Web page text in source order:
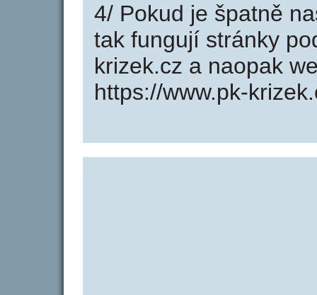
4/ Pokud je špatně
tak fungují stránky
krizek.cz a naopak
https://www.pk-